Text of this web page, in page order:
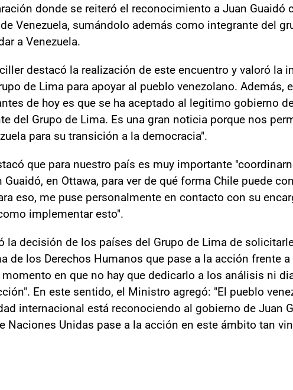
donde se reiteró el reconocimiento a Juan Guaidó
Venezuela, sumándolo además como integrante del
a Venezuela.
destacó la realización de este encuentro y valoró la
de Lima para apoyar al pueblo venezolano. Además,
de hoy es que se ha aceptado al legitimo gobierno
del Grupo de Lima. Es una gran noticia porque nos
para su transición a la democracia".
que para nuestro país es muy importante
en Ottawa, para ver de qué forma Chile puede
eso, me puse personalmente en contacto con su
implementar esto".
la decisión de los países del Grupo de Lima de
de los Derechos Humanos que pase a la acción frente a
en que no hay que dedicarlo a los análisis ni
En este sentido, el Ministro agregó: "El pueblo
internacional está reconociendo al gobierno de Juan
Naciones Unidas pase a la acción en este ámbito tan